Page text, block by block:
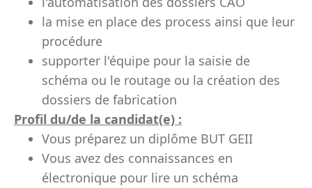
la mise en place des process ainsi que leur
procédure
supporter l'équipe pour la saisie de
schéma ou le routage ou la création des
dossiers de fabrication
Profil du/de la candidat(e) :
Vous préparez un diplôme BUT GEII
Vous avez des connaissances en
électronique pour lire un schéma